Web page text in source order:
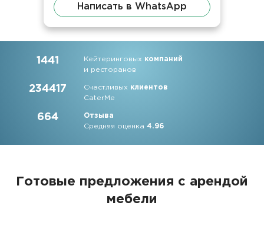
Написать в WhatsApp
1441 Кейтеринговых компаний
и ресторанов
234417 Счастливых клиентов
CaterMe
664
Отзыва
Средняя оценка4.96
Готовые предложения с арендой
мебели